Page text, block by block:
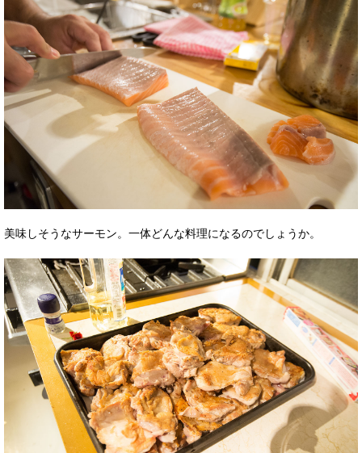
美味しそうなサーモン。一体どんな料理になるのでしょうか。